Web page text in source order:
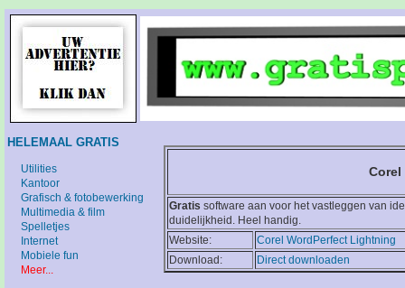
Gratis software aan voor het vastleggen van
duidelijkheid. Heel handig.
Website:
Corel WordPerfect Lightning
Download:
Direct downloaden
HELEMAAL GRATIS
Utilities
Kantoor
Grafisch & fotobewerking
Multimedia & film
Spelletjes
Internet
Mobiele fun
Meer...